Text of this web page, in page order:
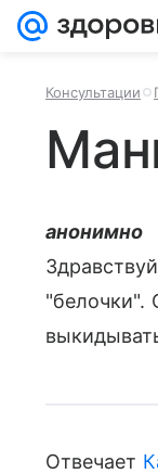
Консультации
анонимно
"белочки".
Отвечает